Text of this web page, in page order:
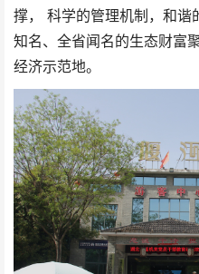
撑， 科学的管理机制，和谐
知名、全省闻名的生态财富
经济示范地。